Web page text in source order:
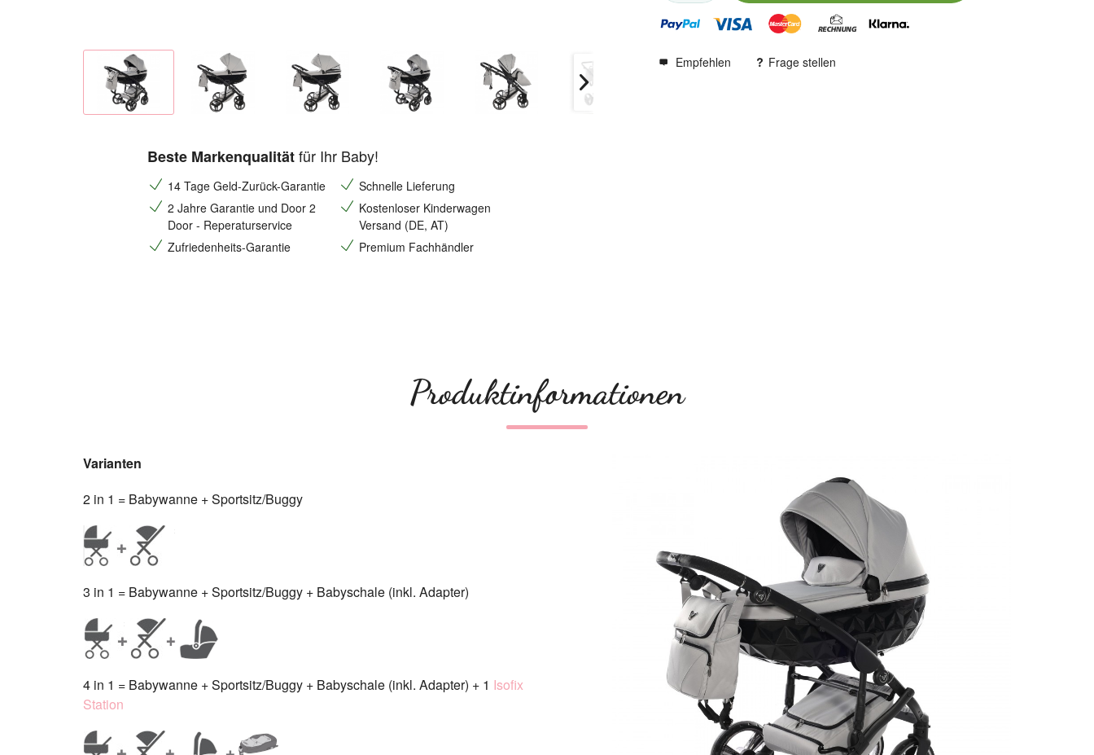
Beste Markenqualitätfür Ihr Baby!
14 Tage Geld-Zurück-Garantie
Schnelle Lieferung
2 Jahre Garantie und Door 2
Door - Reperaturservice
Kostenloser Kinderwagen
Versand (DE, AT)
Zufriedenheits-Garantie
Premium Fachhändler
Empfehlen Frage stellen
Produktinformationen
Varianten
2 in 1 = Babywanne + Sportsitz/Buggy
3 in 1 = Babywanne + Sportsitz/Buggy + Babyschale (inkl. Adapter)
4 in 1 = Babywanne + Sportsitz/Buggy + Babyschale (inkl. Adapter) + 1 Isofix
Station